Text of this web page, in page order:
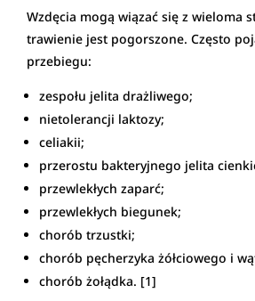
Wzdęcia mogą wiązać się z wieloma
trawienie jest pogorszone. Często
przebiegu:
zespołu jelita drażliwego;
nietolerancji laktozy;
celiakii;
przerostu bakteryjnego jelita
przewlekłych zaparć;
przewlekłych biegunek;
chorób trzustki;
chorób pęcherzyka żółciowego i
chorób żołądka. [1]